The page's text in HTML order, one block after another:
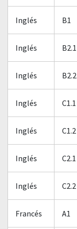
Inglés B1
Inglés B2.1
Inglés B2.2
Inglés C1.1
Inglés C1.2
Inglés C2.1
Inglés C2.2
Francés A1